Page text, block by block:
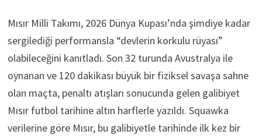
Mısır Milli Takımı, 2026 Dünya Kupası’nda şimdiye kadar
sergilediği performansla “devlerin korkulu rüyası”
olabileceğini kanıtladı. Son 32 turunda Avustralya ile
oynanan ve 120 dakikası büyük bir fiziksel savaşa sahne
olan maçta, penaltı atışları sonucunda gelen galibiyet
Mısır futbol tarihine altın harflerle yazıldı. Squawka
verilerine göre Mısır, bu galibiyetle tarihinde ilk kez bir